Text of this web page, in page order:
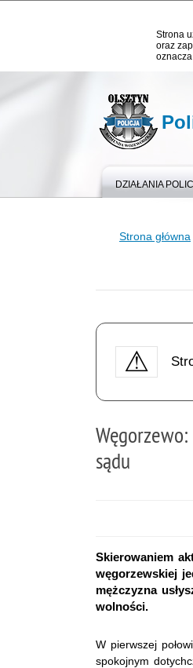
Strona
oraz
DZIAŁANIA
Strona główna
sądu
Skierowaniem
węgorzewskiej
mężczyzna
wolności.
W pierwszej
spokojnym